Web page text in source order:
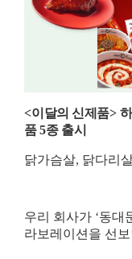
<이달의 신제품>
품5종 출시
닭가슴살, 닭다리
우리 회사가 ‘동대
라보레이션을 선